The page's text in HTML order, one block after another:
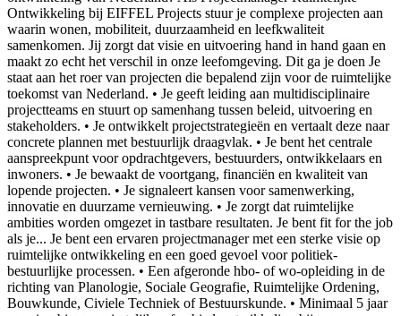
Ontwikkeling bij EIFFEL Projects stuur je complexe projecten aan
waarin wonen, mobiliteit, duurzaamheid en leefkwaliteit
samenkomen. Jij zorgt dat visie en uitvoering hand in hand gaan en
maakt zo echt het verschil in onze leefomgeving. Dit ga je doen Je
staat aan het roer van projecten die bepalend zijn voor de ruimtelijke
toekomst van Nederland. • Je geeft leiding aan multidisciplinaire
projectteams en stuurt op samenhang tussen beleid, uitvoering en
stakeholders. • Je ontwikkelt projectstrategieën en vertaalt deze naar
concrete plannen met bestuurlijk draagvlak. • Je bent het centrale
aanspreekpunt voor opdrachtgevers, bestuurders, ontwikkelaars en
inwoners. • Je bewaakt de voortgang, financiën en kwaliteit van
lopende projecten. • Je signaleert kansen voor samenwerking,
innovatie en duurzame vernieuwing. • Je zorgt dat ruimtelijke
ambities worden omgezet in tastbare resultaten. Je bent fit for the job
als je... Je bent een ervaren projectmanager met een sterke visie op
ruimtelijke ontwikkeling en een goed gevoel voor politiek-
bestuurlijke processen. • Een afgeronde hbo- of wo-opleiding in de
richting van Planologie, Sociale Geografie, Ruimtelijke Ordening,
Bouwkunde, Civiele Techniek of Bestuurskunde. • Minimaal 5 jaar